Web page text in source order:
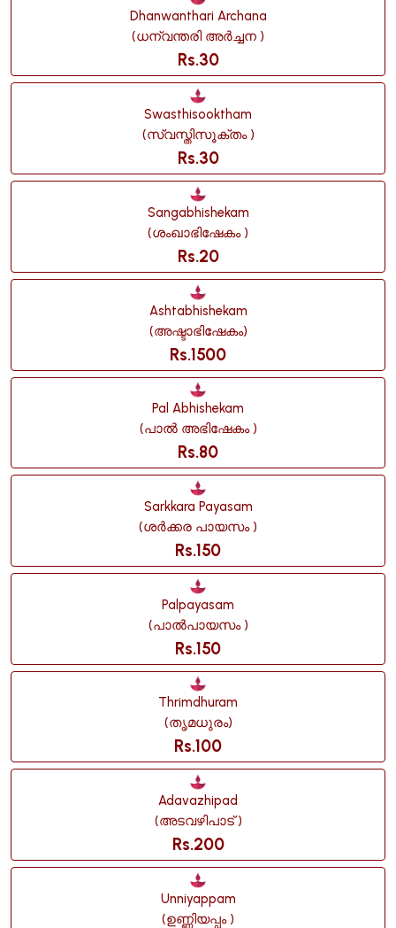
Dhanwanthari Archana
(ധന്വന്തരി അർച്ചന )
Rs.30
Swasthisooktham
(സ്വസ്തിസൂക്തം )
Rs.30
Sangabhishekam
(ശംഖാഭിഷേകം )
Rs.20
Ashtabhishekam
(അഷ്ടാഭിഷേകം)
Rs.1500
Pal Abhishekam
(പാൽ അഭിഷേകം )
Rs.80
Sarkkara Payasam
(ശർക്കര പായസം )
Rs.150
Palpayasam
(പാൽപായസം )
Rs.150
Thrimdhuram
(തൃമധുരം)
Rs.100
Adavazhipad
(അടവഴിപാട് )
Rs.200
Unniyappam
(ഉണ്ണിയപ്പം )